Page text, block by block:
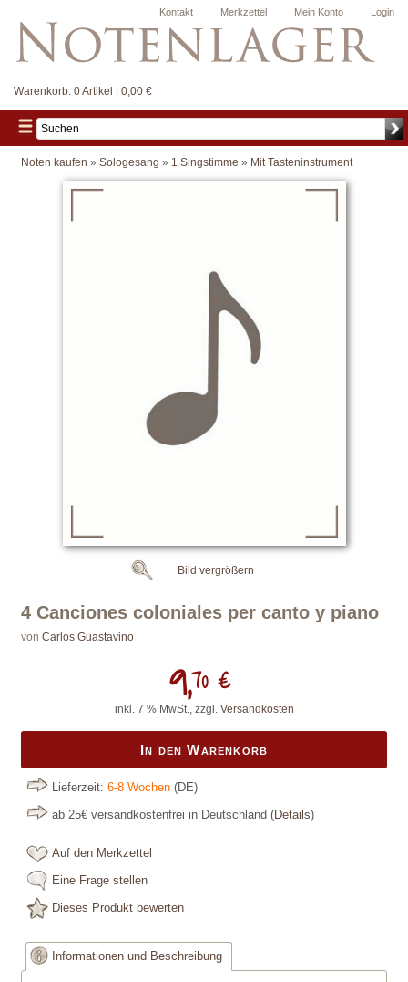
Login
Mein Konto
Merkzettel
Kontakt
Warenkorb: 0 Artikel | 0,00 €
Noten kaufen » Sologesang » 1 Singstimme » Mit Tasteninstrument
4 Canciones coloniales per canto y piano
von Carlos Guastavino
9,70 €
inkl. 7 % MwSt., zzgl. Versandkosten
In den Warenkorb
Lieferzeit: 6-8 Wochen (DE)
ab 25€ versandkostenfrei in Deutschland (Details)
Auf den Merkzettel
Eine Frage stellen
Dieses Produkt bewerten
Bild vergrößern
Informationen und Beschreibung